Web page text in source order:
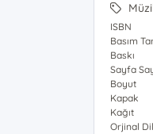
ISBN
Basım
Baskı
Sayfa
Boyut
Kapak
Kağıt
Orjinal